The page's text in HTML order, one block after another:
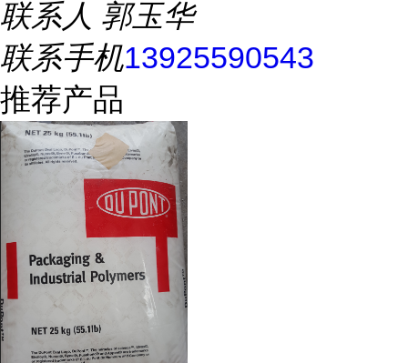
联系人 郭玉华
联系手机13925590543
推荐产品